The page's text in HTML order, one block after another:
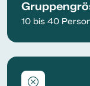
10 bis 40